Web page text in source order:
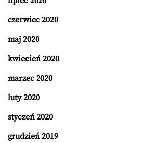
czerwiec 2020
maj 2020
kwiecień 2020
marzec 2020
luty 2020
styczeń 2020
grudzień 2019